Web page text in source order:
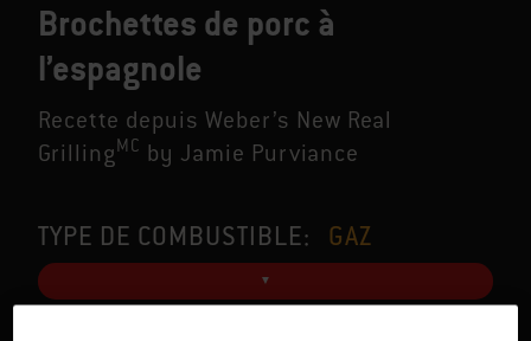
Brochettes de porc à
l’espagnole
Recette depuis Weber’s New Real
GrillingMC by Jamie Purviance
TYPE DE COMBUSTIBLE: GAZ